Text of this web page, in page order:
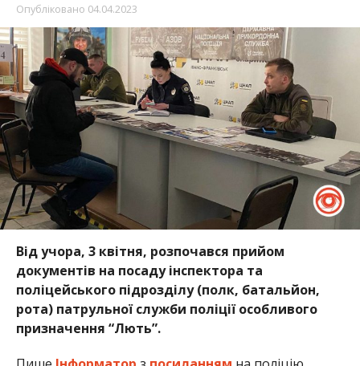
Опубліковано 04.04.2023
Від учора, 3 квітня, розпочався прийом
документів на посаду інспектора та
поліцейського підрозділу (полк, батальйон,
рота) патрульної служби поліції особливого
призначення “Лють”.